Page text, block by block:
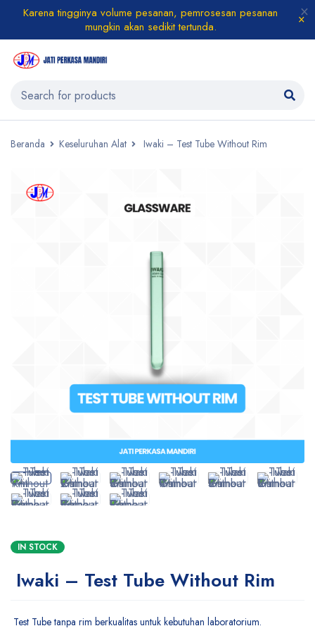
Karena tingginya volume pesanan, pemrosesan pesanan
mungkin akan sedikit tertunda.
Beranda Keseluruhan Alat Iwaki – Test Tube Without Rim
IN STOCK
Iwaki – Test Tube Without Rim
Test Tube tanpa rim berkualitas untuk kebutuhan laboratorium.